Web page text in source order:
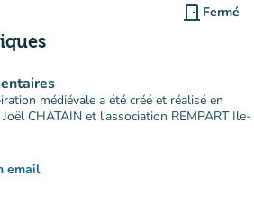
door_front Fermé
médiévale a été créé et réalisé en
CHATAIN et l’association REMPART Ile-
email